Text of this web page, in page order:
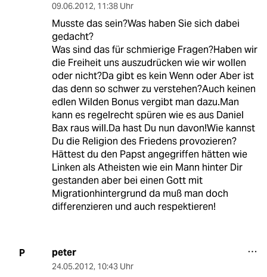
09.06.2012, 11:38 Uhr
Musste das sein?Was haben Sie sich dabei
gedacht?
Was sind das für schmierige Fragen?Haben wir
die Freiheit uns auszudrücken wie wir wollen
oder nicht?Da gibt es kein Wenn oder Aber ist
das denn so schwer zu verstehen?Auch keinen
edlen Wilden Bonus vergibt man dazu.Man
kann es regelrecht spüren wie es aus Daniel
Bax raus will.Da hast Du nun davon!Wie kannst
Du die Religion des Friedens provozieren?
Hättest du den Papst angegriffen hätten wie
Linken als Atheisten wie ein Mann hinter Dir
gestanden aber bei einen Gott mit
Migrationhintergrund da muß man doch
differenzieren und auch respektieren!
P peter
24.05.2012, 10:43 Uhr